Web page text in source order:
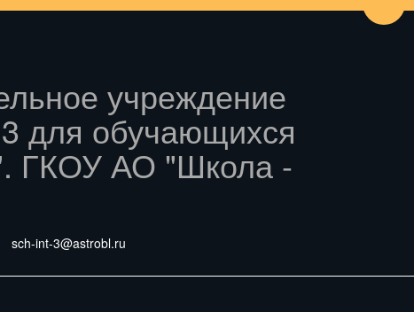
учреждение
для обучающихся
ГКОУ АО "Школа -
sch-int-3@astrobl.ru